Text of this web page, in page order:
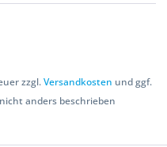
zzgl.Versandkosten und ggf.
anders beschrieben